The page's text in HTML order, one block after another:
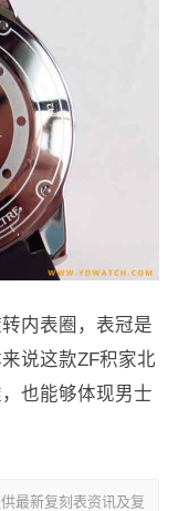
内表圈，表冠是
说这款ZF积家北
也能够体现男士
最新复刻表资讯及复